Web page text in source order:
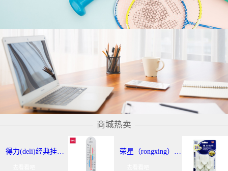
商城热卖
得力(deli)经典挂壁式温度计 个性化提示温湿度计 办公用品 9013 荣星（rongxing）RX-220 超强力粘钩/挂钩（2KG） 3个/卡